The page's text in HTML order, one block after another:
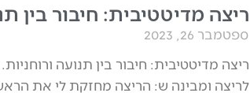
ריצה מדיטטיבית: חיבור בין
ספטמבר 26, 2023
ריצה מדיטטיבית: חיבור בין תנועה
לריצה ומבינה ש: הריצה מחזקת לי את